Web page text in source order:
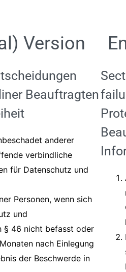
Version
Beauftragten
anderer
verbindliche
für Datenschutz und
Personen, wenn sich
und
§ 46 nicht befasst oder
nach Einlegung
der Beschwerde in